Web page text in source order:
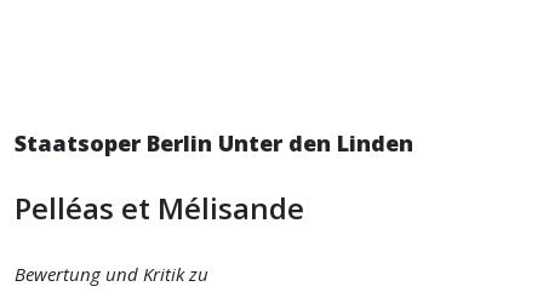
Staatsoper Berlin Unter den Linden
Pelléas et Mélisande
Bewertung und Kritik zu